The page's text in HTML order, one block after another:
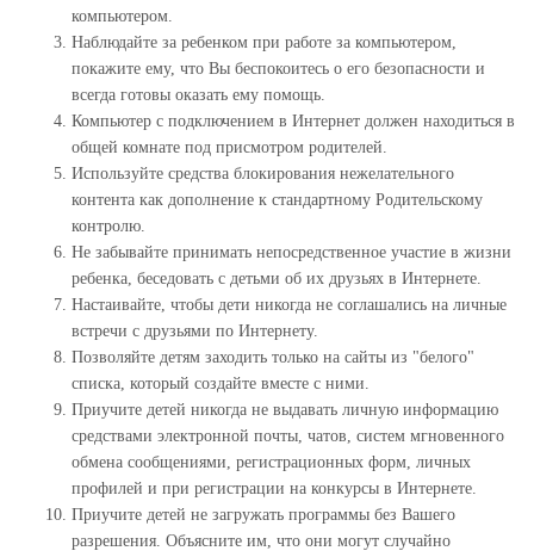
компьютером.
Наблюдайте за ребенком при работе за компьютером,
покажите ему, что Вы беспокоитесь о его безопасности и
всегда готовы оказать ему помощь.
Компьютер с подключением в Интернет должен находиться в
общей комнате под присмотром родителей.
Используйте средства блокирования нежелательного
контента как дополнение к стандартному Родительскому
контролю.
Не забывайте принимать непосредственное участие в жизни
ребенка, беседовать с детьми об их друзьях в Интернете.
Настаивайте, чтобы дети никогда не соглашались на личные
встречи с друзьями по Интернету.
Позволяйте детям заходить только на сайты из "белого"
списка, который создайте вместе с ними.
Приучите детей никогда не выдавать личную информацию
средствами электронной почты, чатов, систем мгновенного
обмена сообщениями, регистрационных форм, личных
профилей и при регистрации на конкурсы в Интернете.
Приучите детей не загружать программы без Вашего
разрешения. Объясните им, что они могут случайно